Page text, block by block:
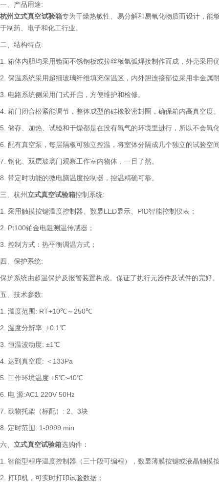
一、产品用途:
杭州立式真空试验箱专为干燥热敏性、易分解和易氧化物质而设计，能
于制药、电子和化工行业。
二、结构特点:
1. 箱体内胆均采用镜面不锈钢板或拉丝板氩弧焊接制作而成，外壳采用
2. 保温系统采用超细玻璃纤维填充保温区，内外胆连接部位采用非金属
3. 电路系统侧采用门式开启，方便维护和检修。
4. 箱门闭合松紧能调节，整体成型的硅橡胶密封圈，确保箱内高真空度
5. 储存、加热、试验和干燥都是在没有氧气的环境里进行，所以不会氧
6. 配有真空泵，每层隔板可独立控温，将室体分隔成几个独立的试验空
7. 钢化、双层玻璃门观察工作室内物体，一目了然。
8. 带定时功能的微电脑温度控制器，控温精确可靠。
三、杭州 立式真空试验箱控制系统:
1. 采用触摸按键温度控制器、数显LED显示、PID智能控制仪表；
2. Pt100铂金电阻测温传感器；
3. 控制方式：热平衡调温方式；
四、保护系统:
保护系统由超温保护及报警装置构成。保证了执行元器件及试件的完好。
五、技术参数:
1. 温度范围: RT+10℃～250℃
2. 温度分辨率: ±0.1℃
3. 恒温波动度: ±1℃
4. 达到真空度: ＜133Pa
5. 工作环境温度:+5℃~40℃
6. 电 源:AC1 220V 50Hz
7. 载物托架（标配）: 2、3块
8. 定时范围: 1-9999 min
六、 立式真空试验箱选购件：
1. 智能型程序温度控制器（三十段可编程），数显薄膜按键或液晶触摸
2. 打印机，可实时打印试验数据；